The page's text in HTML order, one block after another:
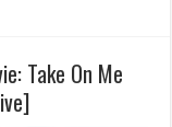
Take On Me